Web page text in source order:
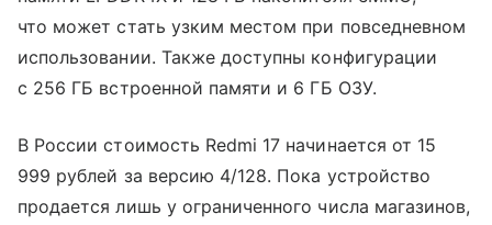
что может стать узким местом при повседневном
использовании. Также доступны конфигурации
с 256 ГБ встроенной памяти и 6 ГБ ОЗУ.
В России стоимость Redmi 17 начинается от 15
999 рублей за версию 4/128. Пока устройство
продается лишь у ограниченного числа магазинов,